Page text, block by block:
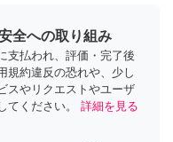
全への取り組み
支払われ、評価・完了後
規約違反の恐れや、少し
スやリクエストやユーザ
てください。
詳細を見る